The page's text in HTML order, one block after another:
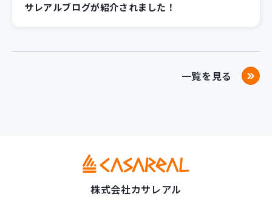
サレアルブログが紹介されました！
一覧を見る
株式会社カサレアル